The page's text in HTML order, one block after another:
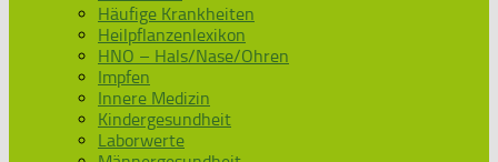
Häufige Krankheiten
Heilpflanzenlexikon
HNO – Hals/Nase/Ohren
Impfen
Innere Medizin
Kindergesundheit
Laborwerte